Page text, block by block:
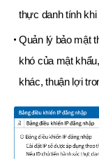
thực danh tính khi
Quản lý bảo mật
khó của mật
khác, thuận lợi